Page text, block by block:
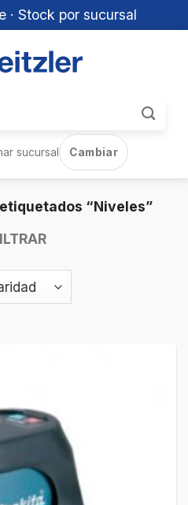
· Stock por sucursal
sucursal Cambiar
“Niveles”